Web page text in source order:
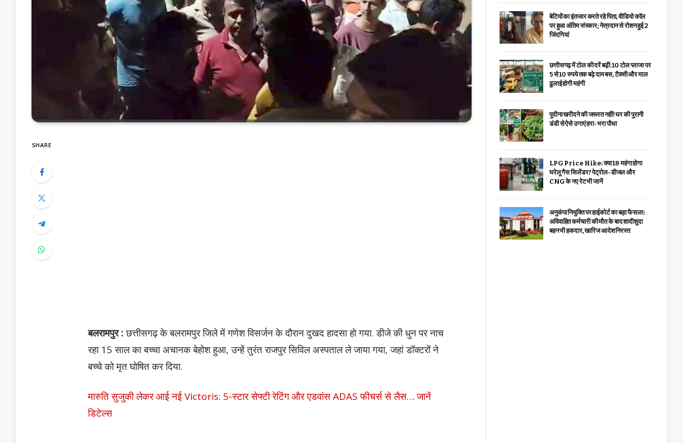
SHARE
बलरामपुर :छत्तीसगढ़ के बलरामपुर जिले में गणेश विसर्जन के दौरान दुखद हादसा हो गया. डीजे की धुन पर नाच
रहा 15 साल का बच्चा अचानक बेहोश हुआ, उन्हें तुरंत राजपुर सिविल अस्पताल ले जाया गया, जहां डॉक्टरों ने
बच्चे को मृत घोषित कर दिया.
मारुति सुजुकी लेकर आई नई Victoris: 5-स्टार सेफ्टी रेटिंग और एडवांस ADAS फीचर्स से लैस… जानें
डिटेल्स
बेटियों का इंतजार करते रहे पिता, वीडियो कॉल
पर हुआ अंतिम संस्कार; नेत्रदान से रोशन हुई 2
जिंदगियां
छत्तीसगढ़ में टोल की दरें बढ़ीं: 10 टोल प्लाजा पर
5 से 10 रुपये तक बढ़े दाम बस, टैक्सी और माल
ढुलाई होगी महंगी
पुदीना खरीदने की जरूरत नहीं! घर की पुरानी
डंडी से ऐसे उगाएं हरा-भरा पौधा
LPG Price Hike: क्या ₹18 महंगा होगा
घरेलू गैस सिलेंडर? पेट्रोल-डीजल और
CNG के नए रेट भी जानें
अनुकंपा नियुक्ति पर हाईकोर्ट का बड़ा फैसला:
अविवाहित कर्मचारी की मौत के बाद शादीशुदा
बहन भी हकदार, खारिज आदेश निरस्त